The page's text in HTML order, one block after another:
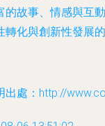
的故事、情感與互
化與創新性發展的
出處：http://